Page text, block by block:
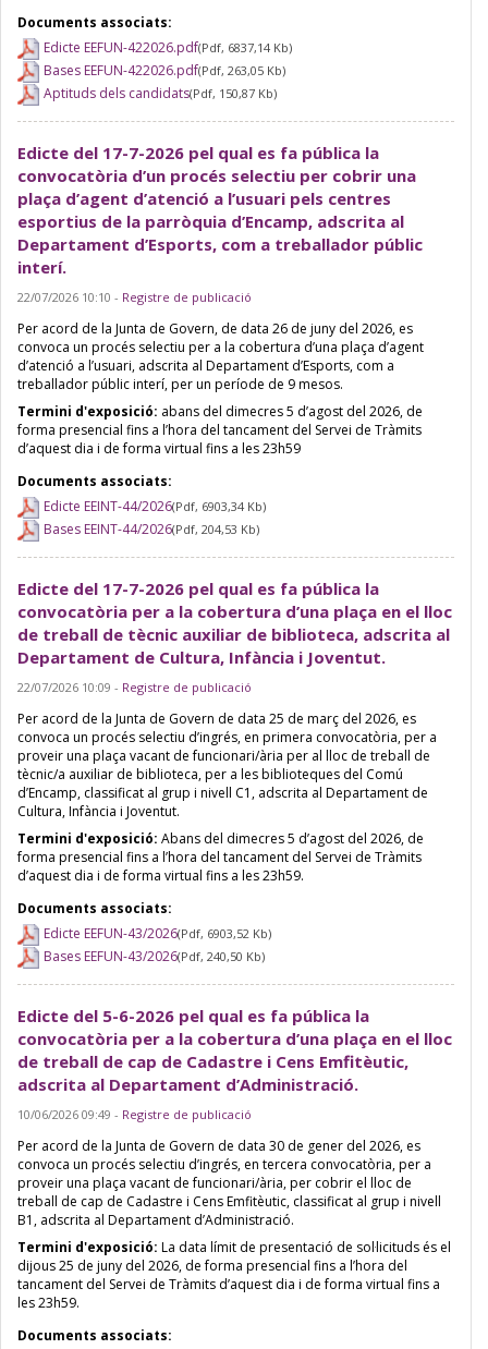
Documents associats:
Edicte EEFUN-422026.pdf(Pdf, 6837,14 Kb)
Bases EEFUN-422026.pdf(Pdf, 263,05 Kb)
Aptituds dels candidats(Pdf, 150,87 Kb)
Edicte del 17-7-2026 pel qual es fa pública la
convocatòria d’un procés selectiu per cobrir una
plaça d’agent d’atenció a l’usuari pels centres
esportius de la parròquia d’Encamp, adscrita al
Departament d’Esports, com a treballador públic
interí.
22/07/2026 10:10 - Registre de publicació
Per acord de la Junta de Govern, de data 26 de juny del 2026, es
convoca un procés selectiu per a la cobertura d’una plaça d’agent
d’atenció a l’usuari, adscrita al Departament d’Esports, com a
treballador públic interí, per un període de 9 mesos.
Termini d'exposició: abans del dimecres 5 d’agost del 2026, de
forma presencial fins a l’hora del tancament del Servei de Tràmits
d’aquest dia i de forma virtual fins a les 23h59
Documents associats:
Edicte EEINT-44/2026(Pdf, 6903,34 Kb)
Bases EEINT-44/2026(Pdf, 204,53 Kb)
Edicte del 17-7-2026 pel qual es fa pública la
convocatòria per a la cobertura d’una plaça en el lloc
de treball de tècnic auxiliar de biblioteca, adscrita al
Departament de Cultura, Infància i Joventut.
22/07/2026 10:09 - Registre de publicació
Per acord de la Junta de Govern de data 25 de març del 2026, es
convoca un procés selectiu d’ingrés, en primera convocatòria, per a
proveir una plaça vacant de funcionari/ària per al lloc de treball de
tècnic/a auxiliar de biblioteca, per a les biblioteques del Comú
d’Encamp, classificat al grup i nivell C1, adscrita al Departament de
Cultura, Infància i Joventut.
Termini d'exposició: Abans del dimecres 5 d’agost del 2026, de
forma presencial fins a l’hora del tancament del Servei de Tràmits
d’aquest dia i de forma virtual fins a les 23h59.
Documents associats:
Edicte EEFUN-43/2026(Pdf, 6903,52 Kb)
Bases EEFUN-43/2026(Pdf, 240,50 Kb)
Edicte del 5-6-2026 pel qual es fa pública la
convocatòria per a la cobertura d’una plaça en el lloc
de treball de cap de Cadastre i Cens Emfitèutic,
adscrita al Departament d’Administració.
10/06/2026 09:49 - Registre de publicació
Per acord de la Junta de Govern de data 30 de gener del 2026, es
convoca un procés selectiu d’ingrés, en tercera convocatòria, per a
proveir una plaça vacant de funcionari/ària, per cobrir el lloc de
treball de cap de Cadastre i Cens Emfitèutic, classificat al grup i nivell
B1, adscrita al Departament d’Administració.
Termini d'exposició: La data límit de presentació de sol·licituds és el
dijous 25 de juny del 2026, de forma presencial fins a l’hora del
tancament del Servei de Tràmits d’aquest dia i de forma virtual fins a
les 23h59.
Documents associats: